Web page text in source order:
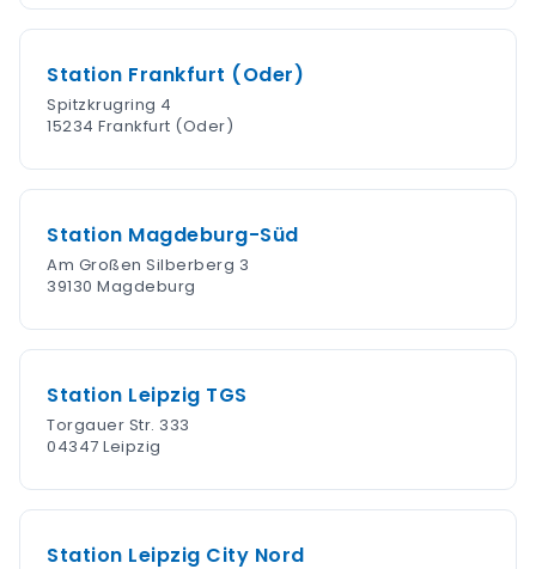
Station Frankfurt (Oder)
Spitzkrugring 4
15234 Frankfurt (Oder)
Station Magdeburg-Süd
Am Großen Silberberg 3
39130 Magdeburg
Station Leipzig TGS
Torgauer Str. 333
04347 Leipzig
Station Leipzig City Nord